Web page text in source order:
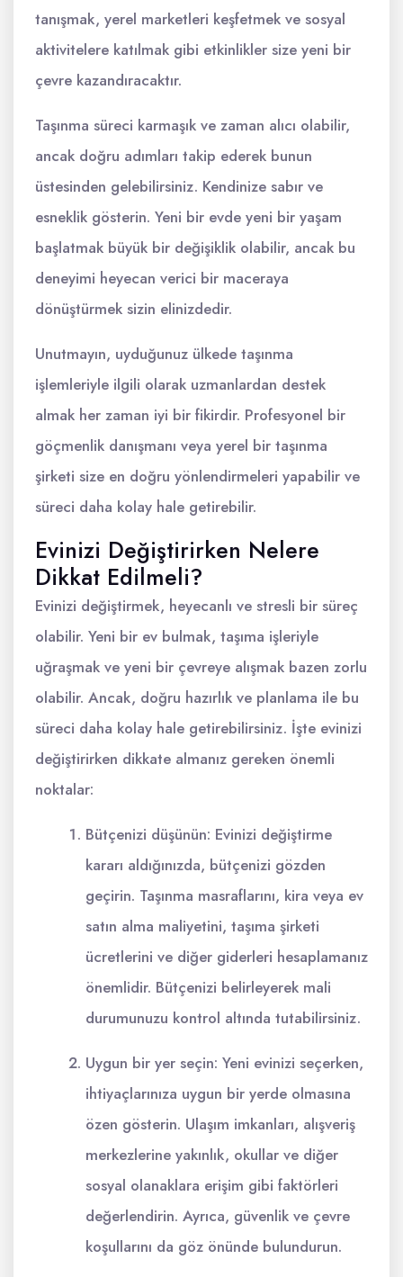
tanışmak, yerel marketleri keşfetmek ve sosyal
aktivitelere katılmak gibi etkinlikler size yeni bir
çevre kazandıracaktır.
Taşınma süreci karmaşık ve zaman alıcı olabilir,
ancak doğru adımları takip ederek bunun
üstesinden gelebilirsiniz. Kendinize sabır ve
esneklik gösterin. Yeni bir evde yeni bir yaşam
başlatmak büyük bir değişiklik olabilir, ancak bu
deneyimi heyecan verici bir maceraya
dönüştürmek sizin elinizdedir.
Unutmayın, uyduğunuz ülkede taşınma
işlemleriyle ilgili olarak uzmanlardan destek
almak her zaman iyi bir fikirdir. Profesyonel bir
göçmenlik danışmanı veya yerel bir taşınma
şirketi size en doğru yönlendirmeleri yapabilir ve
süreci daha kolay hale getirebilir.
Evinizi Değiştirirken Nelere
Dikkat Edilmeli?
Evinizi değiştirmek, heyecanlı ve stresli bir süreç
olabilir. Yeni bir ev bulmak, taşıma işleriyle
uğraşmak ve yeni bir çevreye alışmak bazen zorlu
olabilir. Ancak, doğru hazırlık ve planlama ile bu
süreci daha kolay hale getirebilirsiniz. İşte evinizi
değiştirirken dikkate almanız gereken önemli
noktalar:
Bütçenizi düşünün: Evinizi değiştirme
kararı aldığınızda, bütçenizi gözden
geçirin. Taşınma masraflarını, kira veya ev
satın alma maliyetini, taşıma şirketi
ücretlerini ve diğer giderleri hesaplamanız
önemlidir. Bütçenizi belirleyerek mali
durumunuzu kontrol altında tutabilirsiniz.
Uygun bir yer seçin: Yeni evinizi seçerken,
ihtiyaçlarınıza uygun bir yerde olmasına
özen gösterin. Ulaşım imkanları, alışveriş
merkezlerine yakınlık, okullar ve diğer
sosyal olanaklara erişim gibi faktörleri
değerlendirin. Ayrıca, güvenlik ve çevre
koşullarını da göz önünde bulundurun.